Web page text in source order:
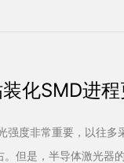
化SMD进
强度非常重要，以往
但是，半导体激光器